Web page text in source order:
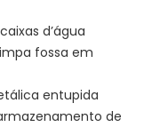
d’água
fossa em
entupida
de